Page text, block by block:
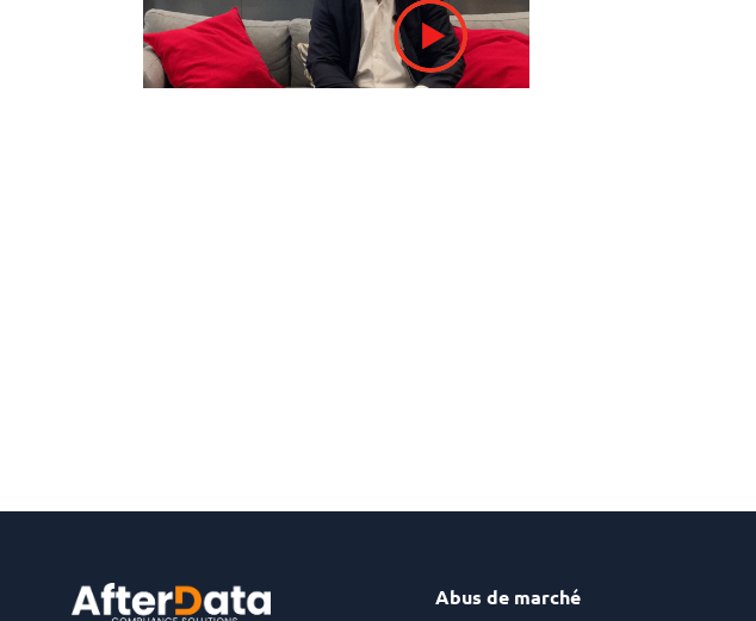
Abus de marché